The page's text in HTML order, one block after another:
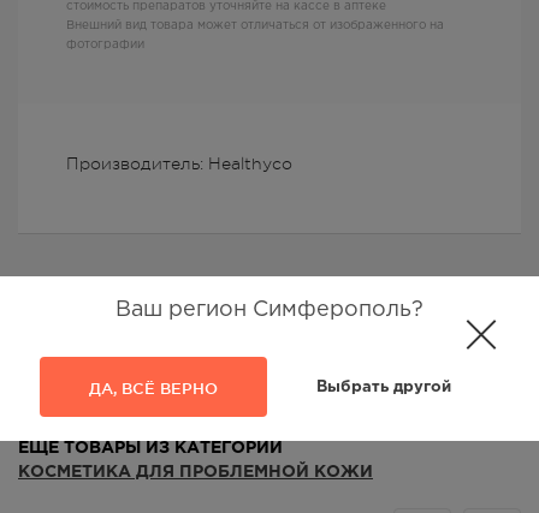
Ваш регион Симферополь?
ДА, ВСЁ ВЕРНО Выбрать другой
Производитель: Healthyco
стоимость препаратов уточняйте на кассе в аптеке
Внешний вид товара может отличаться от изображенного на
фотографии
ЕЩЁ ТОВАРЫ ИЗ КАТЕГОРИИ
КОСМЕТИКА ДЛЯ ПРОБЛЕМНОЙ КОЖИ